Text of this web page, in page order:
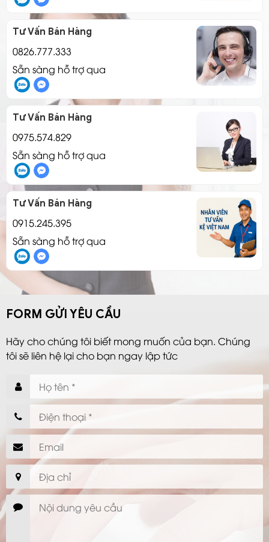
Tư Vấn Bán Hàng
0826.777.333
Sẵn sàng hỗ trợ qua
Tư Vấn Bán Hàng
0975.574.829
Sẵn sàng hỗ trợ qua
Tư Vấn Bán Hàng
0915.245.395
Sẵn sàng hỗ trợ qua
FORM GỬI YÊU CẦU
Hãy cho chúng tôi biết mong muốn của bạn. Chúng
tôi sẽ liên hệ lại cho bạn ngay lập tức